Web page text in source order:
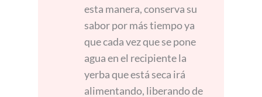
esta manera, conserva su
sabor por más tiempo ya
que cada vez que se pone
agua en el recipiente la
yerba que está seca irá
alimentando, liberando de